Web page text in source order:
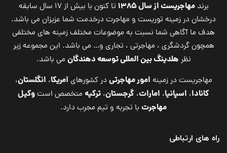
برندمهاجریست از سال ۱۳۸۵
تا کنون با بیش از ۱۷ سال سابقه
درخشان در زمینه توریست و مهاجرت درخدمت شما عزیزان می باشد.
هدف ما آگاهی شما نسبت به موضوعات مختلف زمینه های مختلفی
همچون گردشگری ، مهاجرتی ، تجاری و… می باشد. این مجموعه زیر
نظر هلدینگ بین المللی توسعه دهندگان می باشد.
مهاجریست در زمینه امور مهاجرتیدر کشورهایآمریکا، انگلستان،
کانادا، اسپانیا، امارات، گرجستان، ترکیه متخصص استوکیل
مهاجرت با تجربه و تیم مجرب دارد.
راه های ارتباطی